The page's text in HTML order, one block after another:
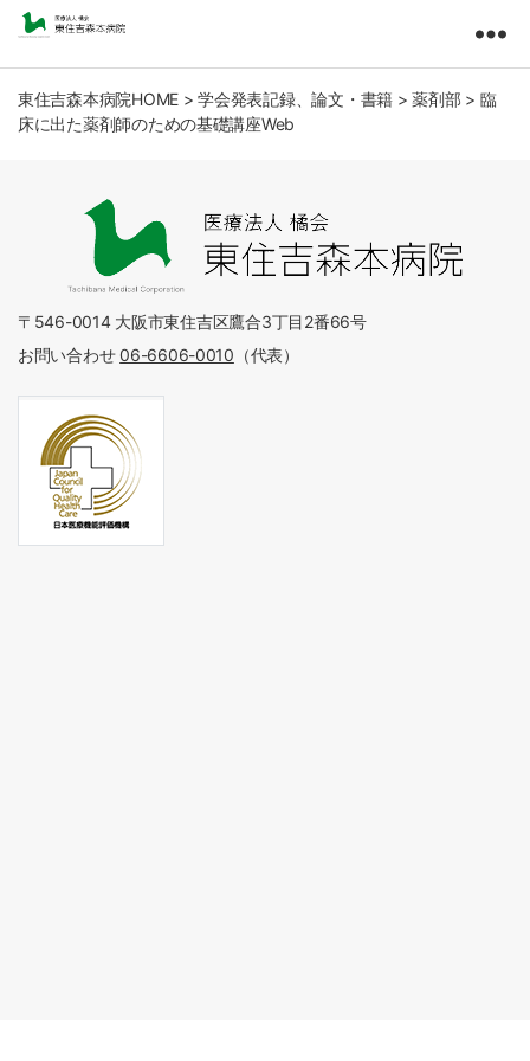
住
吉
森
人
橘
会
東住吉森本病院HOME > 学会発表記録、論文・書籍 > 薬剤部 > 臨
床に出た薬剤師のための基礎講座Web
〒546-0014 大阪市東住吉区鷹合3丁目2番66号
お問い合わせ06-6606-0010 （代表）